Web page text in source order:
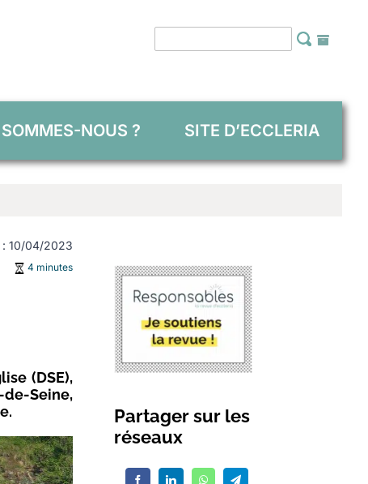
NOUS ? SITE D’ECCLERIA
: 10/04/2023
4 minutes
(DSE),
Seine,
Partager sur les
réseaux